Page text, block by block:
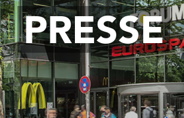
PRESSE
PRESSEKONTAKT